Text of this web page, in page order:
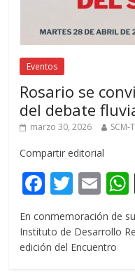
Eventos
Rosario se
del debate
marzo 30, 2026 SCM-
Compartir editorial
F
e
b
T
itt
er
E
m
ai
l
En conmemoración de
Instituto de Desarrollo
edición del Encuentro